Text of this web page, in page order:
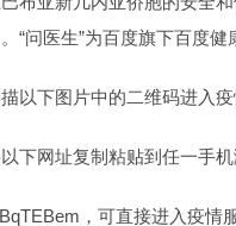
“问医生”为百度旗下百度
以下图片中的二维码进入
下网址复制粘贴到任一手机
，可直接进入疫情